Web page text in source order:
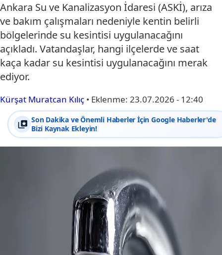
Ankara Su ve Kanalizasyon İdaresi (ASKİ), arıza
ve bakım çalışmaları nedeniyle kentin belirli
bölgelerinde su kesintisi uygulanacağını
açıkladı. Vatandaşlar, hangi ilçelerde ve saat
kaça kadar su kesintisi uygulanacağını merak
ediyor.
Kürşat Muratcan Kılıç • Eklenme: 23.07.2026 - 12:40
Son Dakika ve Önemli Haberler İçin Google Haberler'de
Bizi Kaynak Ekleyin!